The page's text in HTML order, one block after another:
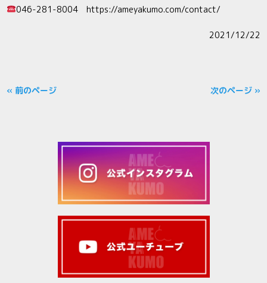
046-281-8004 https://ameyakumo.com/contact/
2021/12/22
« 前のページ 次のページ »